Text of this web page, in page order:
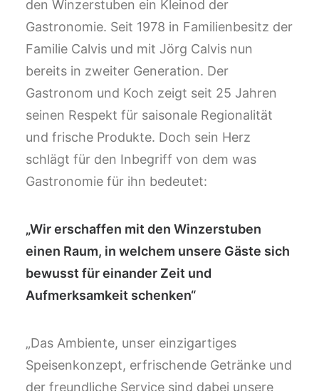
den Winzerstuben ein Kleinod der
Gastronomie. Seit 1978 in Familienbesitz der
Familie Calvis und mit Jörg Calvis nun
bereits in zweiter Generation. Der
Gastronom und Koch zeigt seit 25 Jahren
seinen Respekt für saisonale Regionalität
und frische Produkte. Doch sein Herz
schlägt für den Inbegriff von dem was
Gastronomie für ihn bedeutet:
„Wir erschaffen mit den Winzerstuben
einen Raum, in welchem unsere Gäste sich
bewusst für einander Zeit und
Aufmerksamkeit schenken“
„Das Ambiente, unser einzigartiges
Speisenkonzept, erfrischende Getränke und
der freundliche Service sind dabei unsere